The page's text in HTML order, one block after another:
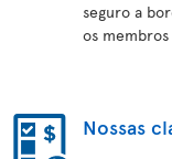
seguro a
os
Nossas